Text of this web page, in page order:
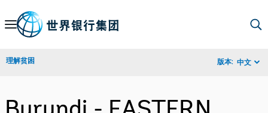
Skip
Navigation
理解贫困 版本: 中文